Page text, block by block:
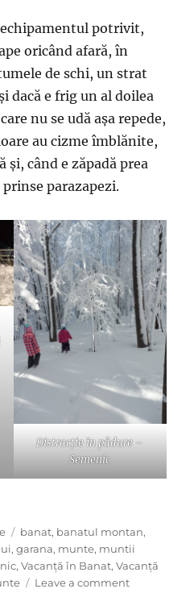
echipamentul potrivit,
oricând afară, în
de schi, un strat
dacă e frig un al doilea
nu se udă așa repede,
au cizme îmblănite,
și, când e zăpadă prea
parazapezi.
Distracție în pădure –
Semenic
Tags
banat, banatul montan,
,garana, munte, muntii
,Vacanță în Banat,Vacanță
Leave a commenton